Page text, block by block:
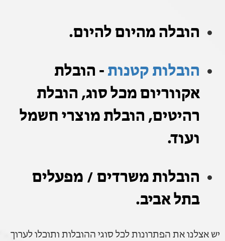
הובלה מהיום להיום.
הובלות קטנות - הובלת
אקווריום מכל סוג, הובלת
רהיטים, הובלת מוצרי חשמל
ועוד.
הובלות משרדים / מפעלים
בתל אביב.
יש אצלנו את הפתרונות לכל סוגי ההובלות ותוכלו לערוך